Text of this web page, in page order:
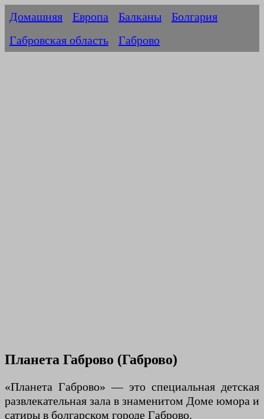
Домашняя Европа Балканы
Болгария
Габровская область
Габрово
Планета Габрово (Габрово)
«Планета Габрово» — это специальная детская
развлекательная зала в знаменитом Доме юмора и
сатиры в болгарском городе Габрово.